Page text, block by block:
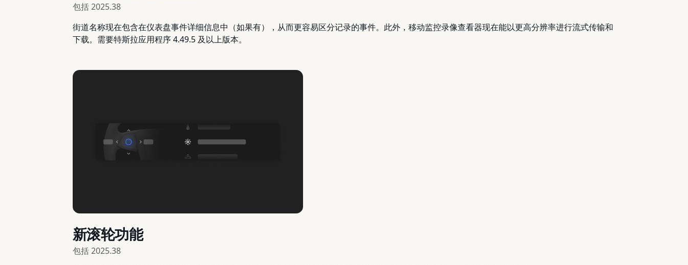
包括2025.38
街道名称现在包含在仪表盘事件详细信息中（如果有），从而更容易区分记录的事件。此外，移动监控录像查看器现在能以更高分辨率进行流式传输和
下载。需要特斯拉应用程序 4.49.5 及以上版本。
新滚轮功能
包括2025.38